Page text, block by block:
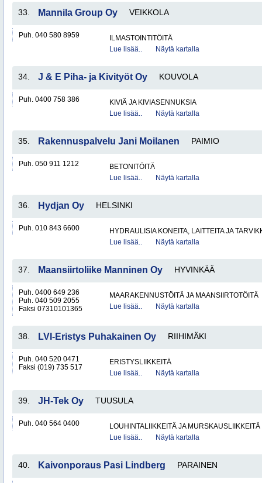
33. Mannila Group Oy VEIKKOLA
Puh. 040 580 8959
ILMASTOINTITÖITÄ
Lue lisää..
Näytä kartalla
34. J & E Piha- ja Kivityöt Oy KOUVOLA
Puh. 0400 758 386
KIVIÄ JA KIVIASENNUKSIA
Lue lisää..
Näytä kartalla
35. Rakennuspalvelu Jani Moilanen PAIMIO
Puh. 050 911 1212
BETONITÖITÄ
Lue lisää..
Näytä kartalla
36. Hydjan Oy HELSINKI
Puh. 010 843 6600
HYDRAULISIA KONEITA, LAITTEITA JA
Lue lisää..
Näytä kartalla
37. Maansiirtoliike Manninen Oy HYVINKÄÄ
Puh. 0400 649 236
Puh. 040 509 2055
Faksi 07310101365
MAARAKENNUSTÖITÄ JA MAANSIIRTOTÖITÄ
Lue lisää..
Näytä kartalla
38. LVI-Eristys Puhakainen Oy RIIHIMÄKI
Puh. 040 520 0471
Faksi (019) 735 517
ERISTYSLIIKKEITÄ
Lue lisää..
Näytä kartalla
39. JH-Tek Oy TUUSULA
Puh. 040 564 0400
LOUHINTALIIKKEITÄ JA MURSKAUSLIIKKEITÄ
Lue lisää..
Näytä kartalla
40. Kaivonporaus Pasi Lindberg PARAINEN